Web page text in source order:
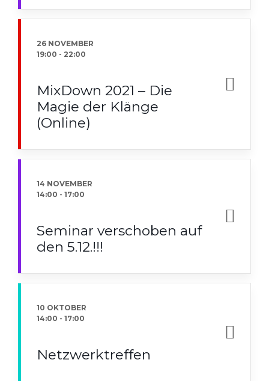
26 NOVEMBER
19:00 - 22:00
MixDown 2021 – Die
Magie der Klänge
(Online)
14 NOVEMBER
14:00 - 17:00
Seminar verschoben auf
den 5.12.!!!
10 OKTOBER
14:00 - 17:00
Netzwerktreffen